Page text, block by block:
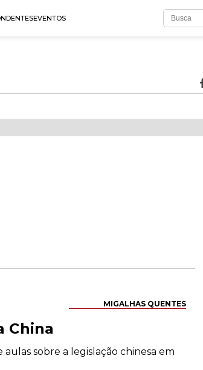
EVENTOS
MIGALHAS QUENTES
China
aulas sobre a legislação chinesa em